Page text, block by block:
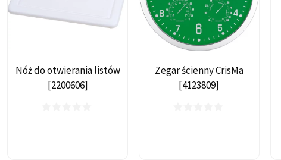
Nóż do otwierania listów
[2200606]
Zegar ścienny CrisMa
[4123809]